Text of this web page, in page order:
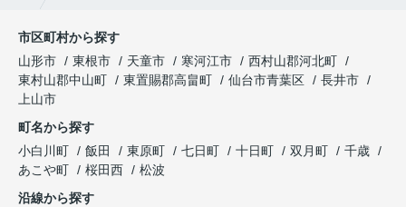
市区町村から探す
山形市
東根市 天童市 寒河江市
西村山郡河北町
東村山郡中山町
東置賜郡高畠町 仙台市青葉区
長井市
上山市
町名から探す
小白川町
飯田 東原町 七日町 十日町 双月町
千歳
あこや町
桜田西
松波
沿線から探す